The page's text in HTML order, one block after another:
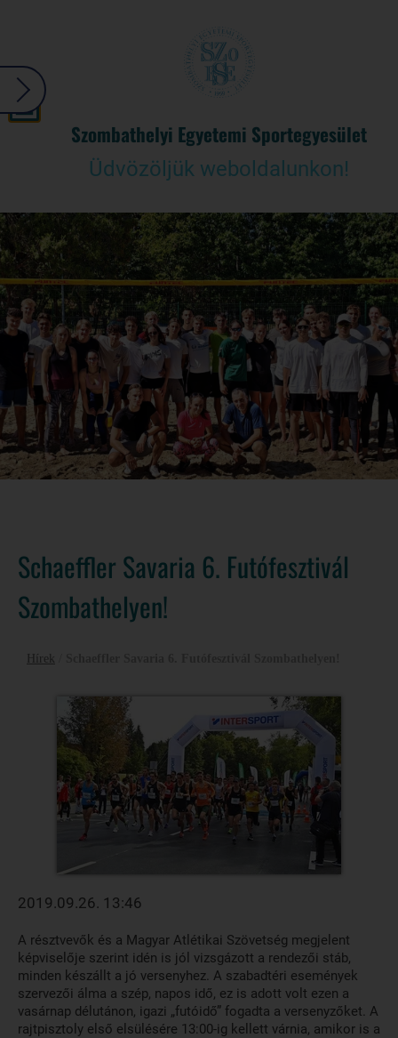
Szombathelyi Egyetemi Sportegyesület
Üdvözöljük weboldalunkon!
Schaeffler Savaria 6. Futófesztivál
Szombathelyen!
Hírek
2019.09.26. 13:46
A résztvevők és a Magyar Atlétikai Szövetség megjelent
képviselője szerint idén is jól vizsgázott a rendezői stáb,
minden készállt a jó versenyhez. A szabadtéri események
szervezői álma a szép, napos idő, ez is adott volt ezen a
vasárnap délutánon, igazi „futóidő” fogadta a versenyzőket. A
rajtpisztoly első elsülésére 13:00-ig kellett várnia, amikor is a